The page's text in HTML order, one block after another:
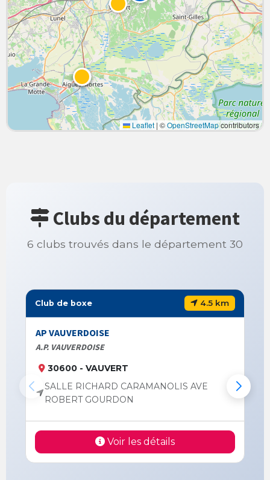
Leaflet | ©OpenStreetMapcontributors
Clubs du département
6 clubs trouvés dans le département 30
Club de boxe 4.5 km
AP VAUVERDOISE
A.P. VAUVERDOISE
30600 - VAUVERT
SALLE RICHARD CARAMANOLIS AVE
ROBERT GOURDON
Voir les détails